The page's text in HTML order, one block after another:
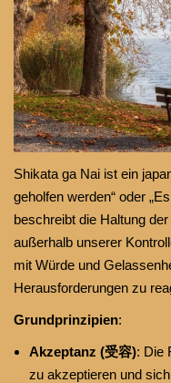
Shikata ga Nai ist ein
geholfen werden“ oder
beschreibt die Haltung
außerhalb unserer
mit Würde und
Herausforderungen zu
Grundprinzipien:
Akzeptanz (受容): Die
zu akzeptieren und